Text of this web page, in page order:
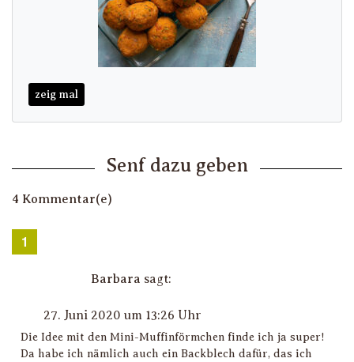
zeig mal
Senf dazu geben
4 Kommentar(e)
Barbara sagt:
27. Juni 2020 um 13:26 Uhr
Die Idee mit den Mini-Muffinförmchen finde ich ja super!
Da habe ich nämlich auch ein Backblech dafür, das ich